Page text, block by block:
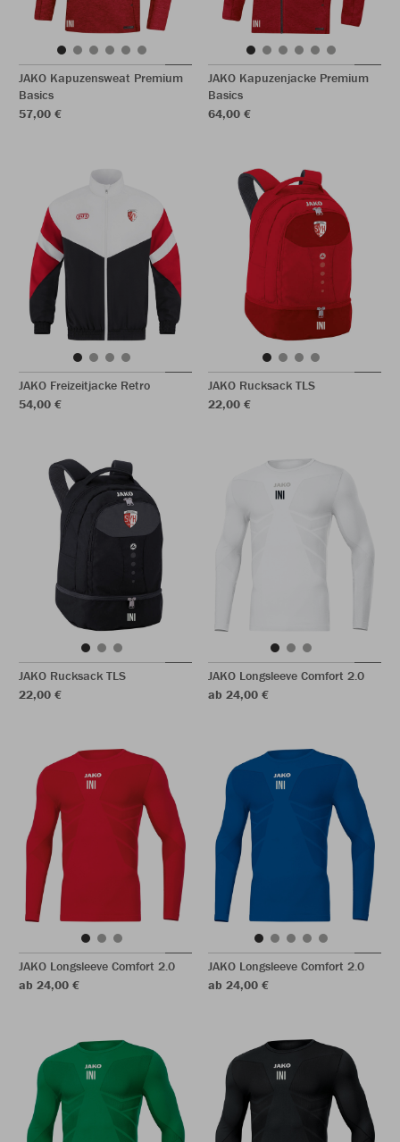
JAKO Kapuzensweat Premium
Basics
57,00 €
JAKO Kapuzenjacke Premium
Basics
64,00 €
JAKO Freizeitjacke Retro
54,00 €
JAKO Rucksack TLS
22,00 €
JAKO Rucksack TLS
22,00 €
JAKO Longsleeve Comfort 2.0
ab 24,00 €
JAKO Longsleeve Comfort 2.0
ab 24,00 €
JAKO Longsleeve Comfort 2.0
ab 24,00 €